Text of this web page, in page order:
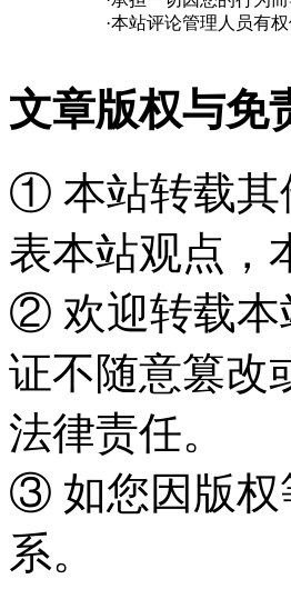
·本站评论管理人员有
文章版权与免
① 本站转载其
表本站观点，
② 欢迎转载本
证不随意篡改
法律责任。
③ 如您因版权
系。